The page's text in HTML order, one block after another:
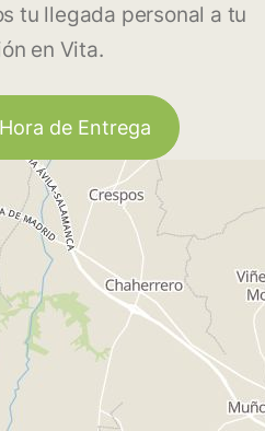
tu llegada personal a tu
en Vita.
de Entrega